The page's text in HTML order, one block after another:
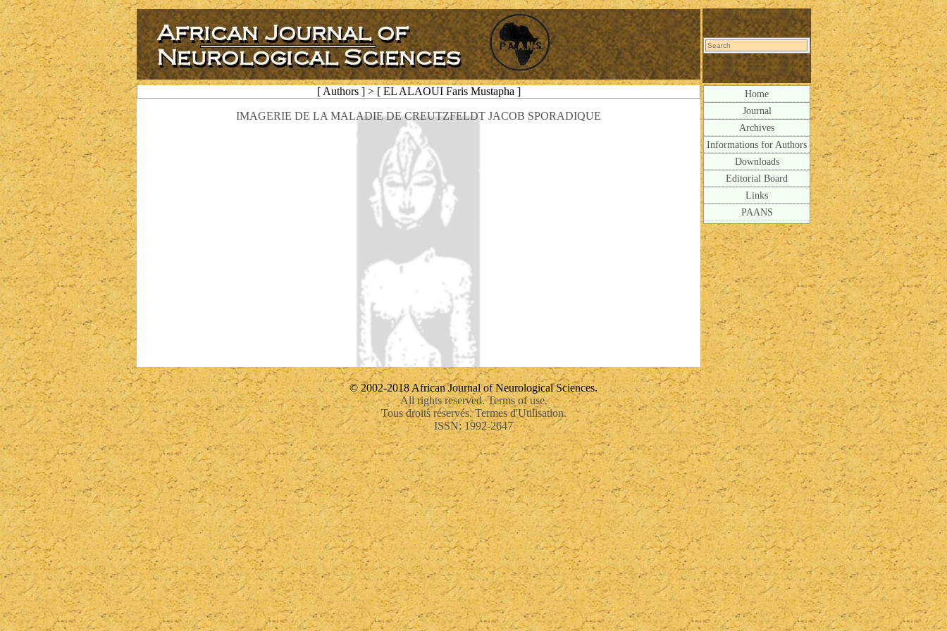
[ Authors ] > [ EL ALAOUI Faris Mustapha ]
IMAGERIE DE LA MALADIE DE CREUTZFELDT JACOB SPORADIQUE
Home
Journal
Archives
Informations for Authors
Downloads
Editorial Board
Links
PAANS
© 2002-2018 African Journal of Neurological Sciences.
All rights reserved. Terms of use.
Tous droits réservés. Termes d'Utilisation.
ISSN: 1992-2647